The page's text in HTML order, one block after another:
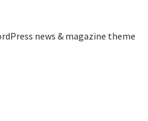
news & magazine theme